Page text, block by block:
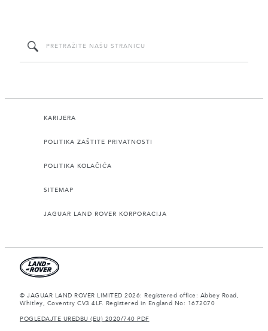
KARIJERA
POLITIKA ZAŠTITE PRIVATNOSTI
POLITIKA KOLAČIĆA
SITEMAP
JAGUAR LAND ROVER KORPORACIJA
© JAGUAR LAND ROVER LIMITED 2026: Registered office: Abbey Road,
Whitley, Coventry CV3 4LF. Registered in England No: 1672070
POGLEDAJTE UREDBU (EU) 2020/740 PDF